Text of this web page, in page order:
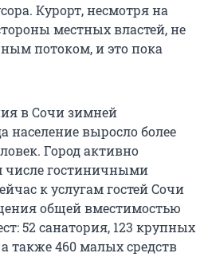
Курорт, несмотря на
местных властей, не
потоком, и это пока
в Сочи зимней
население выросло более
Город активно
числе гостиничными
к услугам гостей Сочи
общей вместимостью
52 санатория, 123 крупных
также 460 малых средств